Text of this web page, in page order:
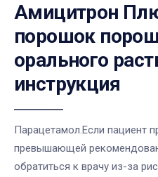
Амицитрон
порошок
орального
инструкция
Парацетамол.Если пациент
превышающей
обратиться к врачу из-за